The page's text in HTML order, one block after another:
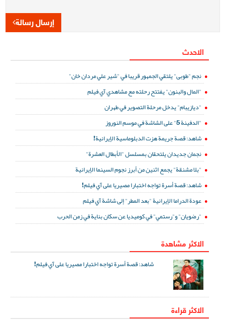
إرسال رسالة
الاحدث
نجم "طوبى" يلتقي الجمهور قريبا في "شير علي مردان خان"
"المال والبنون" يفتتح رحلته مع مشاهدي آي فيلم
"ديازيبام" يدخل مرحلة التصوير في طهران
"الدفينة 5" على الشاشة في موسم النوروز
شاهد: قصة جريمة هزت الدبلوماسية الإيرانية!
نجمان جديدان يلتحقان بمسلسل "الأبطال العشرة"
"بلا مشنقة" يجمع اثنين من أبرز نجوم السينما الإيرانية
شاهد: قصة أسرة تواجه اختبارا مصيريا على آي فيلم!
عودة الدراما الإيرانية "بعد المطر" إلى شاشة آي فيلم
"رضويان" و"رستمي" في كوميديا عن سكان بناية في زمن الحرب
الاكثر مشاهدة
شاهد: قصة أسرة تواجه اختبارا مصيريا على آي فيلم!
الاكثر قراءة